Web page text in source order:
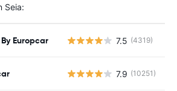
Seia:
Europcar 7.5 (4319)
7.9 (10251)